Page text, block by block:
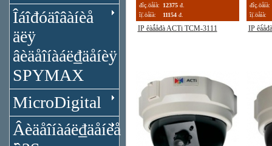
Îáîđóäîâàíèå
äëÿ
âèäåîíàáë₫äåíèÿ
SPYMAX
MicroDigital
Âèäåîíàáë₫äåíèå
đîç.öåíà: 12375 đ.
îị̈.öåíà:
11154 đ.
IP êàǻåđà ACTi TCM-3111
đîç.öåíà:
îị̈.öåíà:
IP